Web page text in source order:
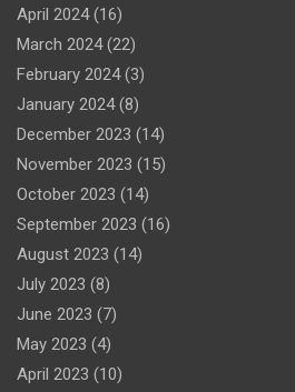
April 2024(16)
March 2024(22)
February 2024(3)
January 2024(8)
December 2023 (14)
November 2023 (15)
October 2023 (14)
September 2023 (16)
August 2023 (14)
July 2023 (8)
June 2023 (7)
May 2023 (4)
April 2023 (10)